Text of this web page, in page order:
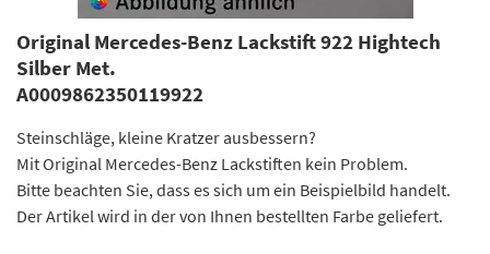
Original Mercedes-Benz Lackstift 922 Hightech
Silber Met.
A0009862350119922
Steinschläge, kleine Kratzer ausbessern?
Mit Original Mercedes-Benz Lackstiften kein Problem.
Bitte beachten Sie, dass es sich um ein Beispielbild handelt.
Der Artikel wird in der von Ihnen bestellten Farbe geliefert.